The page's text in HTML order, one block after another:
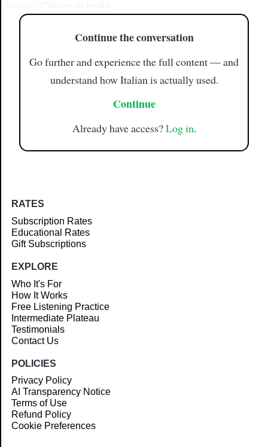
Continue the conversation
Go further and experience the full content — and
understand how Italian is actually used.
Continue
Already have access?Log in.
RATES
Subscription Rates
Educational Rates
Gift Subscriptions
EXPLORE
Who It's For
How It Works
Free Listening Practice
Intermediate Plateau
Testimonials
Contact Us
POLICIES
Privacy Policy
AI Transparency Notice
Terms of Use
Refund Policy
Cookie Preferences